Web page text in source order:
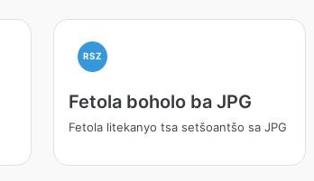
RSZ
Fetola boholo ba JPG
Fetola litekanyo tsa setšoantšo sa JPG